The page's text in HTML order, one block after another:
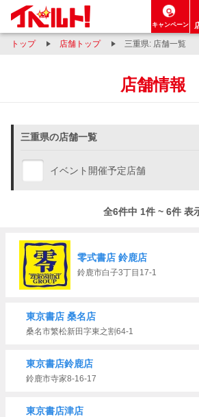
キャンペーン
トップ 店舗トップ 三重県: 店舗一覧
店舗情報
三重県の店舗一覧
イベント開催予定店舗
全6件中 1件 ~ 6件 表
零式書店 鈴鹿店
鈴鹿市白子3丁目17-1
東京書店 桑名店
桑名市繁松新田字東之割64-1
東京書店鈴鹿店
鈴鹿市寺家8-16-17
東京書店津店